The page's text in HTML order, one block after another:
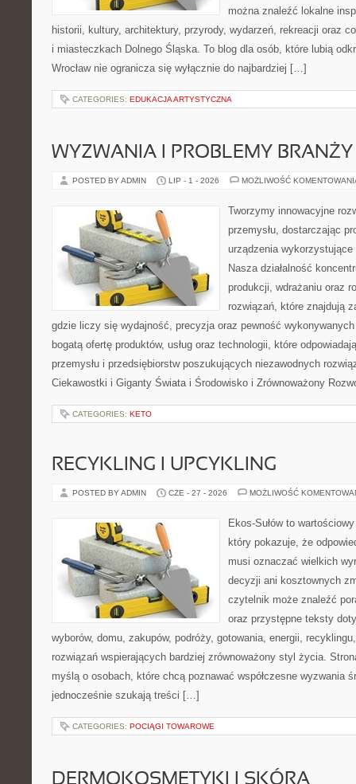
można znaleźć lokalne
historii, kultury, architektury, przyrody, wydarzeń, rekreacji oraz
i miasteczkach Dolnego Śląska. To blog dla osób, które lubią
Wrocław nie ogranicza się wyłącznie do najbardziej […]
CATEGORIES: EDUKACJA ARTYSTYCZNA
WYZWANIA I PROBLEMY BRANŻY
POSTED BY ADMIN LIP - 1 - 2026 MOŻLIWOŚĆ
Tworzymy innowacyjne
przemysłu, dostarczając
urządzenia
Nasza działalność
produkcji, wdrażaniu oraz
rozwiązań, które znajdują
gdzie liczy się wydajność, precyzja oraz pewność
bogatą ofertę produktów, usług oraz technologii, które
przemysłu i przedsiębiorstw poszukujących niezawodnych
Ciekawostki i Giganty Świata i Środowisko i Zrównoważony
CATEGORIES: KETO
RECYKLING I UPCYKLING
POSTED BY ADMIN CZE - 27 - 2026 MOŻLIWOŚĆ
Ekos-Sułów to
który pokazuje, że
musi oznaczać wielkich
decyzji ani kosztownych
czytelnik może znaleźć
oraz przystępne teksty
wyborów, domu, zakupów, podróży, gotowania, energii,
rozwiązań wspierających bardziej zrównoważony styl życia.
myślą o osobach, które chcą poznawać współczesne wyzwania
jednocześnie szukają treści […]
CATEGORIES: POCIĄGI TOWAROWE
DERMOKOSMETYKI I SKÓRA